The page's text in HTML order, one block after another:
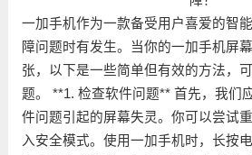
一加手机作为一款备受用户喜爱的智
障问题时有发生。当你的一加手机屏
张，以下是一些简单但有效的方法，
题。 **1. 检查软件问题** 首先，我们
件问题引起的屏幕失灵。你可以尝试
入安全模式。使用一加手机时，长按